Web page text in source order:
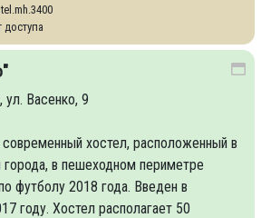
доступа
ул. Васенко, 9
хостел, расположенный в
города, в пешеходном периметре
футболу 2018 года. Введен в
году. Хостел располагает 50